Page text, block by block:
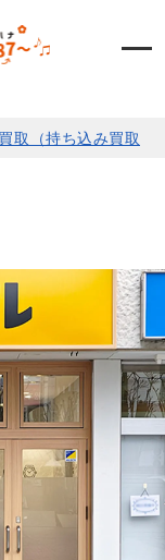
取（持ち込み買取）